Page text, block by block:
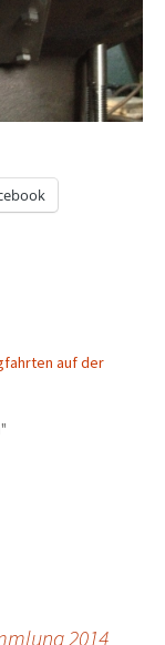
auf der
2014